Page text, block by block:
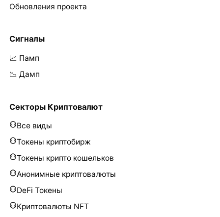
Обновления проекта
Сигналы
📈 Памп
📉 Дамп
Секторы Криптовалют
Все виды
Токены криптобирж
Токены крипто кошельков
Анонимные криптовалюты
DeFi Токены
Криптовалюты NFT